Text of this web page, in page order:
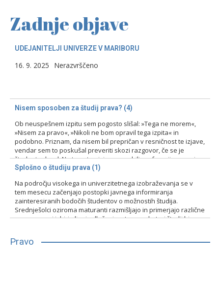
Zadnje objave
UDEJANITELJI UNIVERZE V MARIBORU
16. 9. 2025 Nerazvrščeno
Nisem sposoben za študij prava? (4)
Ob neuspešnem izpitu sem pogosto slišal: »Tega ne morem«,
»Nisem za pravo«, »Nikoli ne bom opravil tega izpita« in
podobno. Priznam, da nisem bil prepričan v resničnost te izjave,
vendar sem to poskušal preveriti skozi razgovor, če se je
študent odzval. Na tovrstne izjave smo bili profesorji pozorni
zlasti pri prvih izpitih, kajti ni bila…
15. 2. 2024 Nerazvrščeno
Splošno o študiju prava (1)
Na področju visokega in univerzitetnega izobraževanja se v
tem mesecu začenjajo postopki javnega informiranja
zainteresiranih bodočih študentov o možnostih študija.
Srednješolci oziroma maturanti razmišljajo in primerjajo različne
programe pri izbiri ali pri odločanju o tem, na kateri študij bi se
Pravo